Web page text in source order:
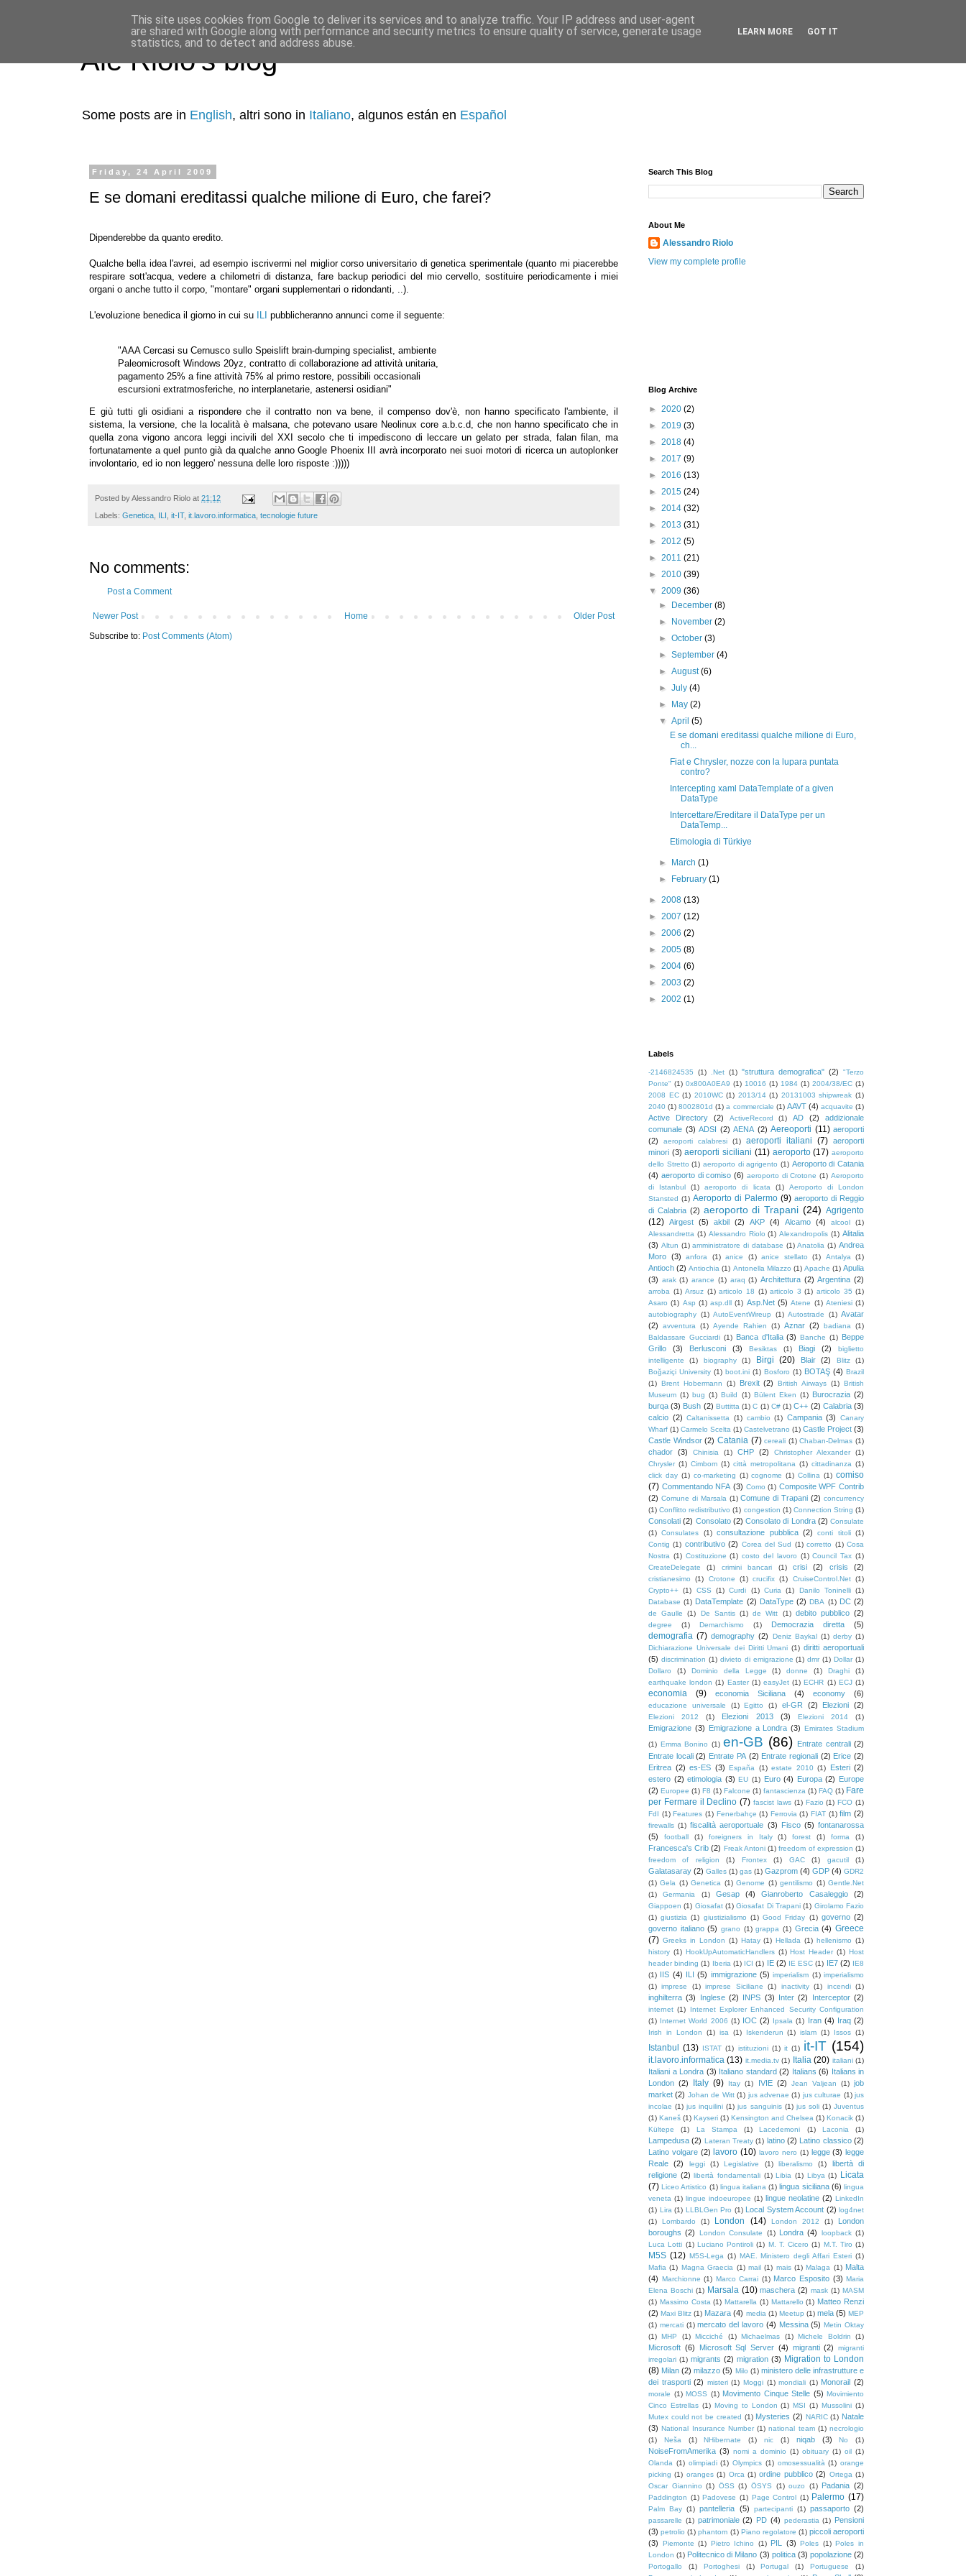
Ale Riolo's blog
Some posts are in English, altri sono in Italiano, algunos están en Español
Friday, 24 April 2009
E se domani ereditassi qualche milione di Euro, che farei?
Dipenderebbe da quanto eredito.
Qualche bella idea l'avrei, ad esempio iscrivermi nel miglior corso universitario di genetica sperimentale (quanto mi piacerebbe
respirare sott'acqua, vedere a chilometri di distanza, fare backup periodici del mio cervello, sostituire periodicamente i miei
organi o anche tutto il corpo, "montare" organi supplementari o ridondanti, ..).
L'evoluzione benedica il giorno in cui su ILI pubblicheranno annunci come il seguente:
"AAA Cercasi su Cernusco sullo Speislift brain-dumping specialist, ambiente
Paleomicrosoft Windows 20yz, contratto di collaborazione ad attività unitaria,
pagamento 25% a fine attività 75% al primo restore, possibili occasionali
escursioni extratmosferiche, no interplanetarie, astenersi osidiani"
E giù tutti gli osidiani a rispondere che il contratto non va bene, il compenso dov'è, non hanno specificato l'ambiente, il
sistema, la versione, che la località è malsana, che potevano usare Neolinux core a.b.c.d, che non hanno specificato che in
quella zona vigono ancora leggi incivili del XXI secolo che ti impediscono di leccare un gelato per strada, falan filan, ma
fortunatamente a quel punto già da qualche anno Google Phoenix III avrà incorporato nei suoi motori di ricerca un autoplonker
involontario, ed io non leggero' nessuna delle loro risposte :)))))
Posted byAlessandro Riolo at 21:12
Labels: Genetica, ILI , it-IT, it.lavoro.informatica, tecnologie future
No comments:
Post a Comment
Newer Post Older Post
Home
Subscribe to: Post Comments (Atom)
Search This Blog
About Me
Alessandro Riolo
View my complete profile
Blog Archive
► 2020 (2)
► 2019 (3)
► 2018 (4)
► 2017 (9)
► 2016 (13)
► 2015 (24)
► 2014 (32)
► 2013 (31)
► 2012 (5)
► 2011 (21)
► 2010 (39)
▼ 2009 (36)
►
December(8)
►
November(2)
►October(3)
►September(4)
►August(6)
►July(4)
►
May(2)
▼April(5)
E se domani ereditassi qualche milione di Euro,
ch...
Fiat e Chrysler, nozze con la lupara puntata
contro?
Intercepting xaml DataTemplate of a given
DataType
Intercettare/Ereditare il DataType per un
DataTemp...
Etimologia di Türkiye
► March(1)
►
February(1)
► 2008 (13)
► 2007 (12)
► 2006 (2)
► 2005 (8)
► 2004 (6)
► 2003 (2)
► 2002 (1)
Labels
-2146824535 (1) .Net (1) "struttura demografica" (2)
"Terzo
Ponte" (1) 0x800A0EA9 (1) 10016 (1) 1984 (1) 2004/38/EC (1)
2008 EC (1) 2010WC (1) 2013/14 (1) 20131003 shipwreak (1)
2040 (1) 8002801d (1) a commerciale (1) AAVT (4) acquavite (1)
Active Directory (2) ActiveRecord (1) AD (2)
addizionale
comunale (3) ADSI (2) AENA (2) Aereoporti (11) aeroporti
(2)
aeroporti calabresi (1) aeroporti italiani (7) aeroporti
minori (3) aeroporti siciliani (11) aeroporto (17) aeroporto
dello Stretto (1) aeroporto di agrigento (1) Aeroporto di Catania
(4) aeroporto di comiso (6) aeroporto di Crotone (1) Aeroporto
di Istanbul
(1) aeroporto di licata (1)
Aeroporto di London
Stansted (1) Aeroporto di Palermo (9) aeroporto di Reggio
di Calabria (2) aeroporto di Trapani (24) Agrigento
(12) Airgest (5) akbil (2) AKP (4) Alcamo (4) alcool
(1)
Alessandretta (1) Alessandro Riolo (1) Alexandropolis (1) Alitalia
(3) Altun (1) amministratore di database (1) Anatolia (1) Andrea
Moro (3) anfora (1) anice (1) anice stellato (1) Antalya (1)
Antioch (2) Antiochia (1) Antonella Milazzo (1) Apache (1) Apulia
(3) arak (1) arance (1) araq (1) Architettura (2) Argentina (2)
arroba (1) Arsuz (1) articolo 18 (1) articolo 3 (1) articolo 35 (1)
Asaro (1) Asp (1) asp.dll (1) Asp.Net (5) Atene (1) Ateniesi (1)
autobiography (1) AutoEventWireup (1) Autostrade (1) Avatar
(2)
avventura (1) Ayende Rahien (1) Aznar (2) badiana
(1)
Baldassare Gucciardi (1) Banca d'Italia (3) Banche (1) Beppe
Grillo
(3) Berlusconi (3) Besiktas (1) Biagi (2)
biglietto
intelligente
(1) biography (1) Birgi (20) Blair (2) Blitz
(1)
Boğaziçi University (1) boot.ini (1) Bosforo (1) BOTAŞ (4) Brazil
(1) Brent Hobermann (1) Brexit (2) British Airways (1) British
Museum (1) bug (1) Build (1) Bülent Eken (1) Burocrazia (2)
burqa (3) Bush (2) Buttitta (1) C (1) C# (1) C++ (2) Calabria (3)
calcio (2) Caltanissetta (1) cambio (1) Campania (3)
Canary
Wharf (1) Carmelo Scelta (1) Castelvetrano (1) Castle Project (3)
Castle Windsor (2) Catania (7) cereali (1) Chaban-Delmas (1)
chador (3) Chinisia (1) CHP (2) Christopher Alexander
(1)
Chrysler (1) Cimbom (1) città metropolitana (1) cittadinanza (1)
click day (1) co-marketing (1) cognome (1) Collina (1) comiso
(7) Commentando NFA (3) Como (1) Composite WPF Contrib
(2) Comune di Marsala (1) Comune di Trapani (2) concurrency
(1) Conflitto redistributivo (1) congestion (1) Connection String (1)
Consolati (2) Consolato (2) Consolato di Londra (2) Consulate
(1) Consulates (1) consultazione pubblica (2) conti titoli (1)
Contig (1) contributivo (2) Corea del Sud (1) corretto (1) Cosa
Nostra (1) Costituzione (1) costo del lavoro (1) Council Tax (1)
CreateDelegate
(1) crimini bancari (1) crisi (2) crisis (2)
cristianesimo (1) Crotone (1) crucifix (1) CruiseControl.Net (1)
Crypto++ (1) CSS (1) Curdi (1) Curia (1) Danilo Toninelli (1)
Database (1) DataTemplate (2) DataType (2) DBA (1) DC (2)
de Gaulle (1) De Santis (1) de Witt (1) debito pubblico (2)
degree (1) Demarchismo (1) Democrazia diretta (5)
demografia (7) demography (2) Deniz Baykal (1) derby (1)
Dichiarazione Universale dei Diritti Umani (1) diritti aeroportuali
(5) discrimination (1) divieto di emigrazione (1) dmr (1) Dollar (1)
Dollaro
(1) Dominio della Legge (1) donne (1) Draghi
(1)
earthquake london (1) Easter (1) easyJet (1) ECHR (1) ECJ (1)
economia (9) economia Siciliana (4) economy (6)
educazione universale (1) Egitto (1) el-GR (2) Elezioni (2)
Elezioni 2012 (1) Elezioni 2013 (3) Elezioni 2014 (1)
Emigrazione (3) Emigrazione a Londra (3) Emirates Stadium
(1) Emma Bonino (1) en-GB (86) Entrate centrali (2)
Entrate locali (2) Entrate PA (2) Entrate regionali (2) Erice (2)
Eritrea (2) es-ES (3) España (1) estate 2010 (1) Esteri (2)
estero (2) etimologia (3) EU (1) Euro (4) Europa (2) Europe
(2) Europee (1) F8 (1) Falcone (1) fantascienza (1) FAQ (1) Fare
per Fermare il Declino (7) fascist laws (1) Fazio (1) FCO (1)
FdI (1) Features (1) Fenerbahçe (1) Ferrovia (1) FIAT (1) film (2)
firewalls (1) fiscalità aeroportuale (3) Fisco (5) fontanarossa
(5)
football (1) foreigners in Italy (1) forest (1) forma (1)
Francesca's Crib (2) Freak Antoni (1) freedom of expression (1)
freedom of religion
(1) Frontex (1) GAC (1) gacutil (1)
Galatasaray (2) Galles (1) gas (1) Gazprom (4) GDP (4) GDR2
(1) Gela (1) Genetica (1) Genome (1) gentilismo (1) Gentle.Net
(1)
Germania (1) Gesap (4) Gianroberto Casaleggio (2)
Giappoen (1) Giosafat (1) Giosafat Di Trapani (1) Girolamo Fazio
(1) giustizia (1) giustizialismo (1) Good Friday (1) governo (2)
governo italiano (5) grano (1) grappa (1) Grecia (4) Greece
(7) Greeks in London (1) Hatay (1) Hellada (1) hellenismo (1)
history (1) HookUpAutomaticHandlers (1) Host Header (1) Host
header binding (1) Iberia (1) ICI (1) IE (2) IE ESC (1) IE7 (2) IE8
(1) IIS (4) ILI (5) immigrazione (5) imperialism (1) imperialismo
(1) imprese (1) imprese Siciliane (1) inactivity (1) incendi (1)
inghilterra (3) Inglese (2) INPS (3) Inter (2) Interceptor (2)
internet (1)
Internet Explorer Enhanced Security Configuration
(1) Internet World 2006 (1) IOC (2) Ipsala (1) Iran (4) Iraq (2)
Irish in London (1) isa (1) Iskenderun (1) islam (1) Issos (1)
Istanbul (13) ISTAT (1) istituzioni (1) it (1) it-IT (154)
it.lavoro.informatica (13) it.media.tv (1) Italia (20) italiani (1)
Italiani a Londra (3) Italiano standard (2) Italians (6) Italians in
London (2) Italy (9) Itay (1) IVIE (2) Jean Valjean (1) job
market (2) Johan de Witt (1) jus advenae (1) jus culturae (1) jus
incolae (1) jus inquilini (1) jus sanguinis (1) jus soli (1) Juventus
(1) Kaneš (1) Kayseri (1) Kensington and Chelsea (1) Konacik (1)
Kültepe
(1) La Stampa (1) Lacedemoni (1) Laconia (1)
Lampedusa (2) Lateran Treaty (1) latino (2) Latino classico (2)
Latino volgare (2) lavoro (10) lavoro nero (1) legge (3) legge
Reale
(2) leggi (1) Legislative (1) liberalismo (1)
libertà di
religione (2) libertà fondamentali (1) Libia (1) Libya (1)
Licata
(7) Liceo Artistico (1) lingua italiana (1) lingua siciliana (6) lingua
veneta (1) lingue indoeuropee (1) lingue neolatine (2) LinkedIn
(1) Lira (1) LLBLGen Pro (1) Local System Account (2) log4net
(1)
Lombardo (1) London (14) London 2012 (1)
London
boroughs (2) London Consulate (1) Londra (4) loopback (1)
Luca Lotti (1) Luciano Pontiroli (1) M. T. Cicero (1) M.T. Tiro (1)
M5S (12) M5S-Lega (1) MAE. Ministero degli Affari Esteri (1)
Mafia (1) Magna Graecia (1) mail (1) mais (1) Malaga (1) Malta
(4) Marchionne (1) Marco Carrai (1) Marco Esposito (3) Maria
Elena Boschi (1) Marsala (10) maschera (2) mask (1) MASM
(1) Massimo Costa (1) Mattarella (1) Mattarello (1) Matteo Renzi
(2) Maxi Blitz (1) Mazara (4) media (1) Meetup (1) mela (5) MEP
(1) mercati (1) mercato del lavoro (4) Messina (5) Metin Oktay
(1) MHP (1) Micciché (1) Michaelmas (1) Michele Boldrin (1)
Microsoft (6) Microsoft Sql Server (4) migranti (2)
migranti
irregolari (1) migrants (2) migration (3) Migration to London
(8) Milan (2) milazzo (5) Milo (1) ministero delle infrastrutture e
dei trasporti (2) misteri (1) Moggi (1) mondiali (1) Monorail (2)
morale (1) MOSS (1) Movimento Cinque Stelle (5) Movimiento
Cinco Estrellas (1) Moving to London (1) MSI (1) Mussolini (1)
Mutex could not be created (1) Mysteries (2) NARIC (1) Natale
(3) National Insurance Number (1) national team (1) necrologio
(1)
Neša (1) NHibernate (1) nic (1) niqab (3) No (1)
NoiseFromAmerika (3) nomi a dominio (1) obituary (1) oil (1)
Olanda (1) olimpiadi (1) Olympics (1) omosessualità (1) orange
picking (1) oranges (1) Orca (1) ordine pubblico (2) Ortega (1)
Oscar Giannino (1) ÖSS (1) ÖSYS (1) ouzo (1) Padania (2)
Paddington (1) Padovese (1) Page Control (1) Palermo (17)
Palm Bay (1) pantelleria (5) partecipanti (1) passaporto (2)
passarelle (1) patrimoniale (2) PD (4) pederastia (1) Pensioni
(3) petrolio (1) phantom (1) Piano regolatore (1) piccoli aeroporti
(3)
Piemonte (1) Pietro Ichino (1) PIL (3) Poles (1) Poles in
London (1) Politecnico di Milano (3) politica (3) popolazione (2)
Portogallo (1) Portoghesi (1) Portugal (1) Portuguese
(1)
This site uses cookies from Google to deliver its services and to analyze traffic. Your IP address and user-agent
are shared with Google along with performance and security metrics to ensure quality of service, generate usage
statistics, and to detect and address abuse.
LEARN MORE GOT IT